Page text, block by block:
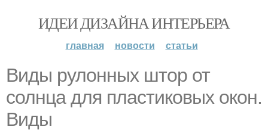
ИДЕИ ДИЗАЙНА ИНТЕРЬЕРА
главная новости статьи
Виды рулонных штор от
солнца для пластиковых окон.
Виды